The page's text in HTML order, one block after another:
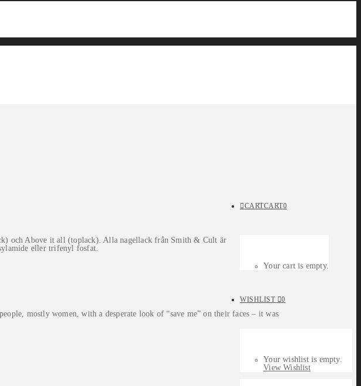
CARTCART0
Your cart is empty.
WISHLIST 0
Your wishlist is empty.
View Wishlist
och Above it all (toplack). Alla nagellack från Smith & Cult är
eller trifenyl fosfat.
mostly women, with a desperate look of “save me” on their faces – it was